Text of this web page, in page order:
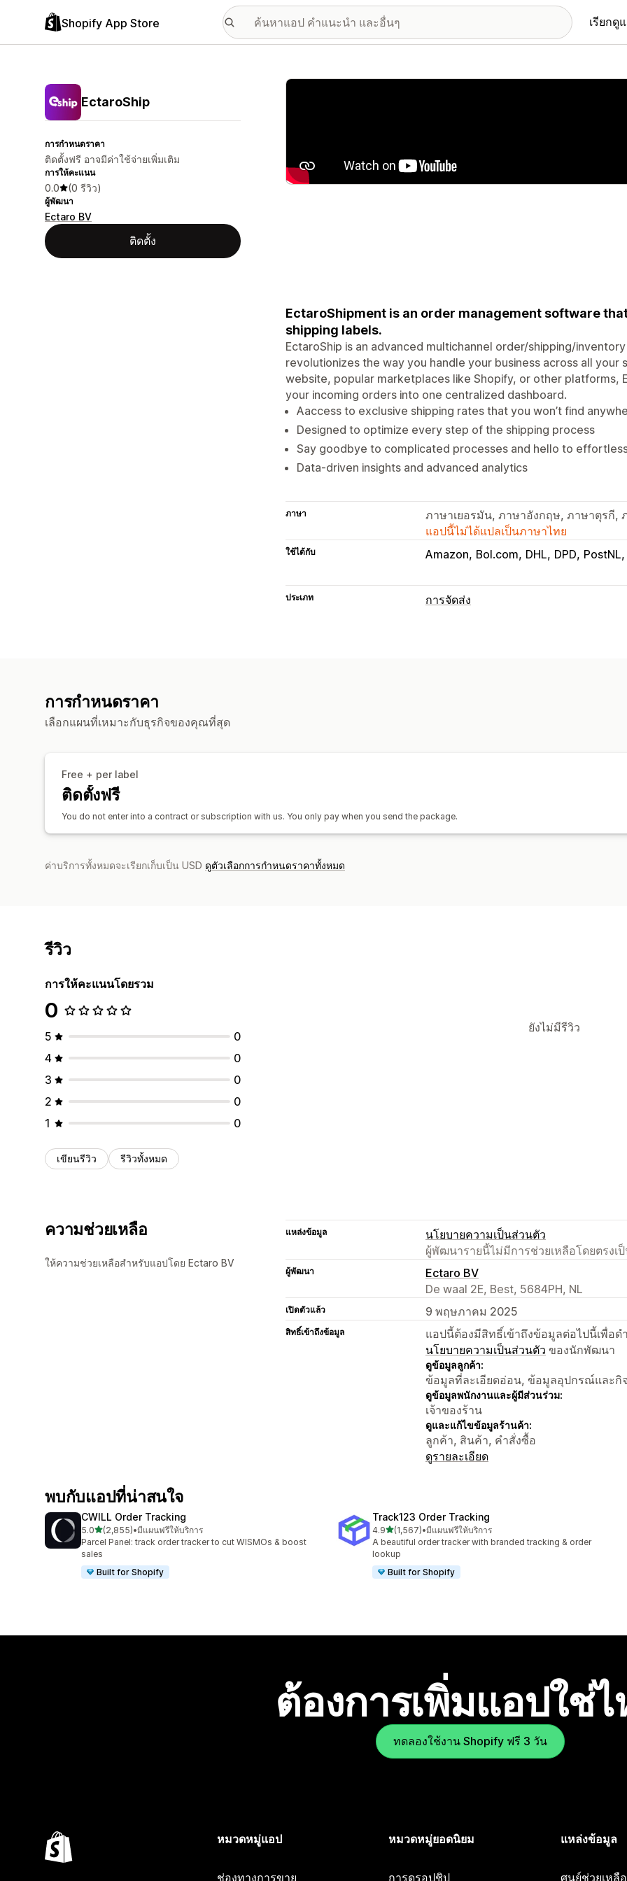
Shopify App Store เรียกดู
EctaroShip
การกำหนดราคา
ติดตั้งฟรี อาจมีค่าใช้จ่ายเพิ่มเติม
การให้คะแนน
0.0 (0 รีวิว)
ผู้พัฒนา
Ectaro BV
ติดตั้ง
แกลเลอรีรูปภาพที่แสดง
EctaroShipment is an order management software
shipping labels.
EctaroShip is an advanced multichannel order/shipping/
revolutionizes the way you handle your business across all your
website, popular marketplaces like Shopify, or other platforms,
your incoming orders into one centralized dashboard.
Aaccess to exclusive shipping rates that you won’t find
Designed to optimize every step of the shipping process
Say goodbye to complicated processes and hello to
Data-driven insights and advanced analytics
ภาษา
ภาษาเยอรมัน, ภาษาอังกฤษ, ภาษาตุรกี,
แอปนี้ไม่ได้แปลเป็นภาษาไทย
ใช้ได้กับ Amazon Bol.com DHL DPD PostNL
ประเภท การจัดส่ง
การกำหนดราคา
เลือกแผนที่เหมาะกับธุรกิจของคุณที่สุด
Free + per label
ติดตั้งฟรี
You do not enter into a contract or subscription with us. You only pay when you send the package.
ค่าบริการทั้งหมดจะเรียกเก็บเป็น USD ดูตัวเลือกการกำหนดราคาทั้งหมด
รีวิว
การให้คะแนนโดยรวม
0
5
0
4
0
3
0
2
0
1
0
เขียนรีวิว รีวิวทั้งหมด
ยังไม่มีรีวิว
ความช่วยเหลือ
ให้ความช่วยเหลือสำหรับแอปโดย Ectaro BV
แหล่งข้อมูล
นโยบายความเป็นส่วนตัว
ผู้พัฒนารายนี้ไม่มีการช่วยเหลือโดยตรงเ
ผู้พัฒนา
Ectaro BV
De waal 2E, Best, 5684PH, NL
เปิดตัวแล้ว 9 พฤษภาคม 2025
สิทธิ์เข้าถึงข้อมูล
แอปนี้ต้องมีสิทธิ์เข้าถึงข้อมูลต่อไปนี้เพื่อ
นโยบายความเป็นส่วนตัว ของนักพัฒนา
ดูข้อมูลลูกค้า:
ข้อมูลที่ละเอียดอ่อน, ข้อมูลอุปกรณ์และกิ
ดูข้อมูลพนักงานและผู้มีส่วนร่วม:
เจ้าของร้าน
ดูและแก้ไขข้อมูลร้านค้า:
ลูกค้า, สินค้า, คำสั่งซื้อ
ดูรายละเอียด
พบกับแอปที่น่าสนใจ
CWILL Order Tracking
5.0เต็ม 5 ดาว
(2,855)
ทั้งหมด 2855 รีวิว
•มีแผนฟรีให้บริการ
Parcel Panel: track order tracker to cut WISMOs & boost
sales
Built for Shopify
Track123 Order Tracking
4.9เต็ม 5 ดาว
(1,567)
ทั้งหมด 1567 รีวิว
•มีแผนฟรีให้บริการ
A beautiful order tracker with branded tracking & order
lookup
Built for Shopify
ต้องการเพิ่มแอปใช่
ทดลองใช้งาน Shopify ฟรี 3 วัน
หมวดหมู่แอป
ช่องทางการขาย
หมวดหมู่ยอดนิยม
การดรอปชิป
แหล่งข้อมูล
ศูนย์ช่วยเหลื